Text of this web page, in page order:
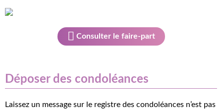
Consulter le faire-part
Déposer des condoléances
Laissez un message sur le registre des condoléances n’est pas